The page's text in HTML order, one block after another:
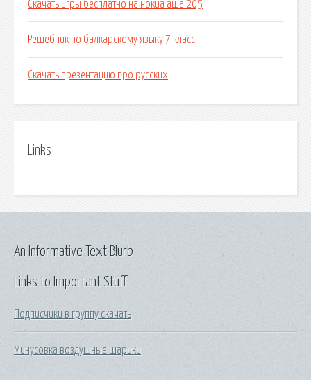
Скачать игры бесплатно на нокиа аша 205
Решебник по балкарскому языку 7 класс
Скачать презентацию про русских
Links
Links to Important Stuff
Подписчики в группу скачать
Минусовка воздушные шарики
An Informative Text Blurb